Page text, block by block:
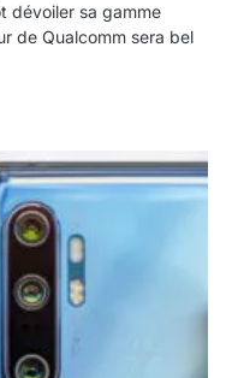
dévoiler sa gamme
de Qualcomm sera bel